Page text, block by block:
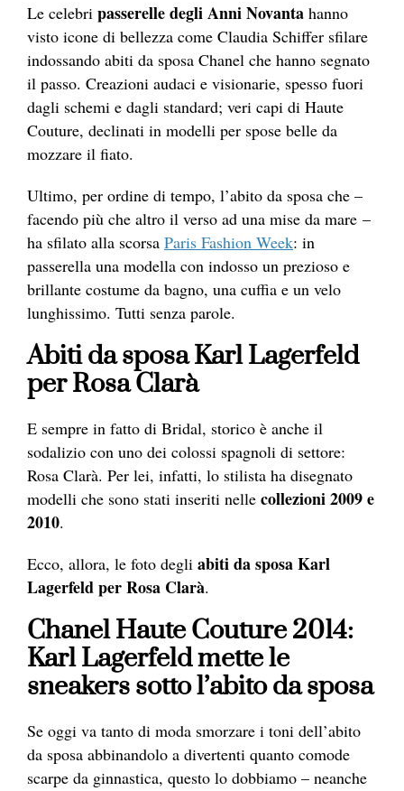
Le celebri passerelle degli Anni Novanta hanno
visto icone di bellezza come Claudia Schiffer sfilare
indossando abiti da sposa Chanel che hanno segnato
il passo. Creazioni audaci e visionarie, spesso fuori
dagli schemi e dagli standard; veri capi di Haute
Couture, declinati in modelli per spose belle da
mozzare il fiato.
Ultimo, per ordine di tempo, l’abito da sposa che –
facendo più che altro il verso ad una mise da mare –
ha sfilato alla scorsa Paris Fashion Week: in
passerella una modella con indosso un prezioso e
brillante costume da bagno, una cuffia e un velo
lunghissimo. Tutti senza parole.
Abiti da sposa Karl Lagerfeld
per Rosa Clarà
E sempre in fatto di Bridal, storico è anche il
sodalizio con uno dei colossi spagnoli di settore:
Rosa Clarà. Per lei, infatti, lo stilista ha disegnato
modelli che sono stati inseriti nelle collezioni 2009 e
2010.
Ecco, allora, le foto degli abiti da sposa Karl
Lagerfeld per Rosa Clarà.
Chanel Haute Couture 2014:
Karl Lagerfeld mette le
sneakers sotto l’abito da sposa
Se oggi va tanto di moda smorzare i toni dell’abito
da sposa abbinandolo a divertenti quanto comode
scarpe da ginnastica, questo lo dobbiamo – neanche